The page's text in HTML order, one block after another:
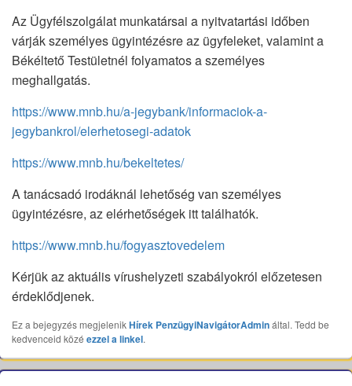
Az Ügyfélszolgálat munkatársai a nyitvatartási időben
várják személyes ügyintézésre az ügyfeleket, valamint a
Békéltető Testületnél folyamatos a személyes
meghallgatás.
https://www.mnb.hu/a-jegybank/informaciok-a-
jegybankrol/elerhetosegi-adatok
https://www.mnb.hu/bekeltetes/
A tanácsadó irodáknál lehetőség van személyes
ügyintézésre, az elérhetőségek itt találhatók.
https://www.mnb.hu/fogyasztovedelem
Kérjük az aktuális vírushelyzeti szabályokról előzetesen
érdeklődjenek.
Ez a bejegyzés megjelenikHírek PenzügyiNavigátorAdmináltal. Tedd be
kedvenceid közé ezzel a linkel.